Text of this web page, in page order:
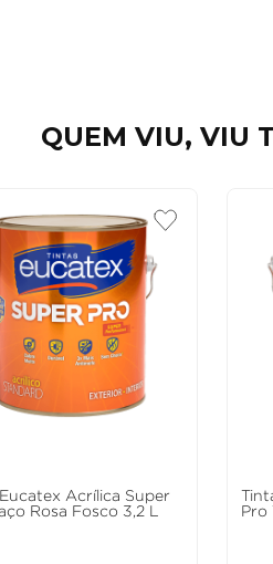
QUEM VIU, VIU
Eucatex Acrílica Super
Rosa Fosco 3,2 L
Pro